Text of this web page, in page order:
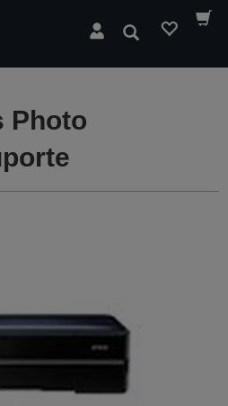
Pesquisar
Photo